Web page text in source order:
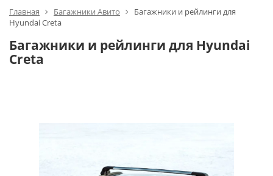
Главная Багажники Авито
Багажники и рейлинги для
Hyundai Creta
Багажники и рейлинги для Hyundai
Creta